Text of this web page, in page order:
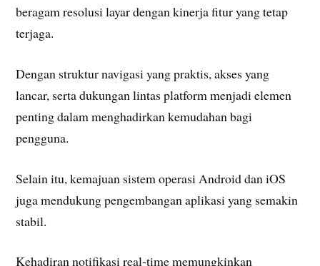
beragam resolusi layar dengan kinerja fitur yang tetap
terjaga.
Dengan struktur navigasi yang praktis, akses yang
lancar, serta dukungan lintas platform menjadi elemen
penting dalam menghadirkan kemudahan bagi
pengguna.
Selain itu, kemajuan sistem operasi Android dan iOS
juga mendukung pengembangan aplikasi yang semakin
stabil.
Kehadiran notifikasi real-time memungkinkan